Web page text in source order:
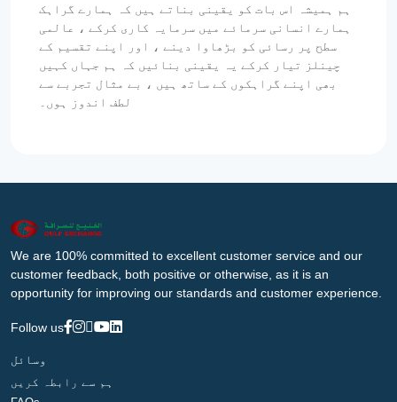
ہم ہمیشہ اس بات کو یقینی بناتے ہیں کہ ہمارے گراہک
ہمارے انسانی سرمائے میں سرمایہ کاری کرکے ، عالمی
سطح پر رسائی کو بڑھاوا دینے ، اور اپنے تقسیم کے
چینلز تیار کرکے یہ یقینی بنائیں کہ ہم جہاں کہیں
بھی اپنے گراہکوں کے ساتھ ہیں ، بے مثال تجربے سے
لطف اندوز ہوں۔
We are 100% committed to excellent customer service and our
customer feedback, both positive or otherwise, as it is an
opportunity for improving our standards and customer experience.
Follow us
وسائل
ہم سے رابطہ کریں